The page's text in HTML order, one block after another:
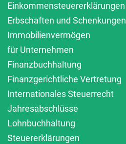
Einkommensteuererklärungen
Erbschaften und Schenkungen
Immobilienvermögen
für Unternehmen
Finanzbuchhaltung
Finanzgerichtliche Vertretung
Internationales Steuerrecht
Jahresabschlüsse
Lohnbuchhaltung
Steuererklärungen